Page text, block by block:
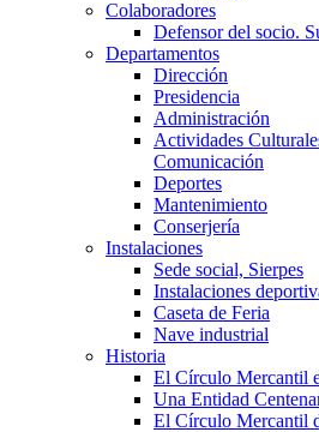
Colaboradores
Defensor del socio.
Departamentos
Dirección
Presidencia
Administración
Actividades
Comunicación
Deportes
Mantenimiento
Conserjería
Instalaciones
Sede social, Sierpes
Instalaciones
Caseta de Feria
Nave industrial
Historia
El Círculo Mercantil
Una Entidad
El Círculo Mercantil